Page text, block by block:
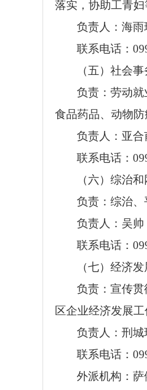
落实，协助工青
负责人：海雨
联系电话：
（五）社会
负责：劳动
食品药品、动物
负责人：亚
联系电话：
（六）综治
负责：综治
负责人：吴帅
联系电话：
（七）经济
负责：宣传
区企业经济发展
负责人：刑城
联系电话：
外派机构：